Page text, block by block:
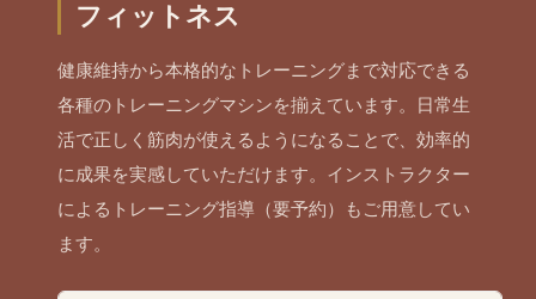
フィットネス
健康維持から本格的なトレーニングまで対応できる
各種のトレーニングマシンを揃えています。日常生
活で正しく筋肉が使えるようになることで、効率的
に成果を実感していただけます。インストラクター
によるトレーニング指導（要予約）もご用意してい
ます。